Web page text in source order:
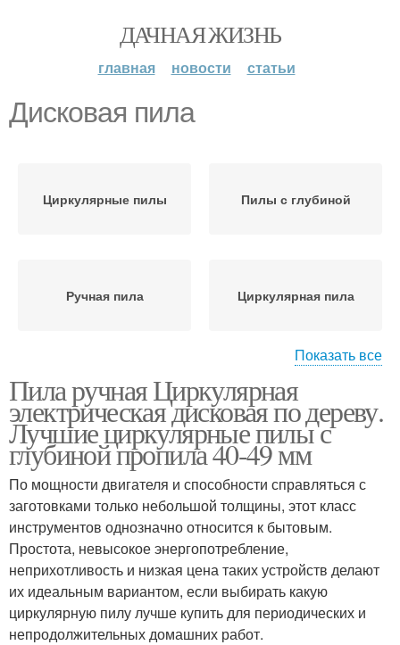
ДАЧНАЯ ЖИЗНЬ
главная новости статьи
Дисковая пила
Циркулярные пилы Пилы с глубиной
Ручная пила Циркулярная пила
Пила по дереву Пилы по типу
Дисковые пилы
Показать все
Пила ручная Циркулярная
электрическая дисковая по дереву.
Лучшие циркулярные пилы с
глубиной пропила 40-49 мм
По мощности двигателя и способности справляться с
заготовками только небольшой толщины, этот класс
инструментов однозначно относится к бытовым.
Простота, невысокое энергопотребление,
неприхотливость и низкая цена таких устройств делают
их идеальным вариантом, если выбирать какую
циркулярную пилу лучше купить для периодических и
непродолжительных домашних работ.